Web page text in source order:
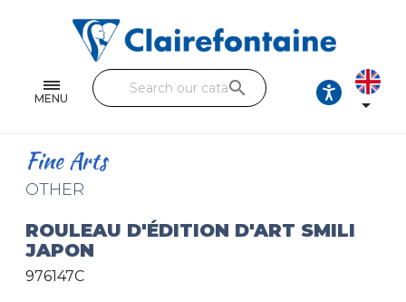
MENU
Single and double sheets
Fine arts
Handicraft
Pencil cases & Leather goods
search

Fine Arts
OTHER
ROULEAU D'ÉDITION D'ART SMILI
JAPON
976147C